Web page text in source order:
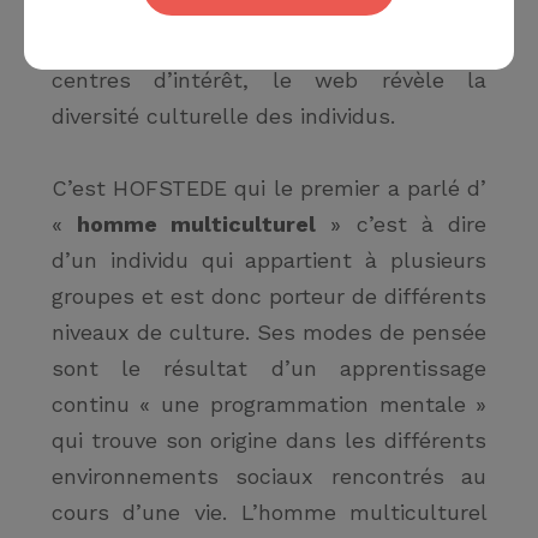
d’autres plus profondes de son être : son
centres d’intérêt, le web révèle la
diversité culturelle des individus.
C’est HOFSTEDE qui le premier a parlé d’
« homme multiculturel » c’est à dire
d’un individu qui appartient à plusieurs
groupes et est donc porteur de différents
niveaux de culture. Ses modes de pensée
sont le résultat d’un apprentissage
continu « une programmation mentale »
qui trouve son origine dans les différents
environnements sociaux rencontrés au
cours d’une vie. L’homme multiculturel